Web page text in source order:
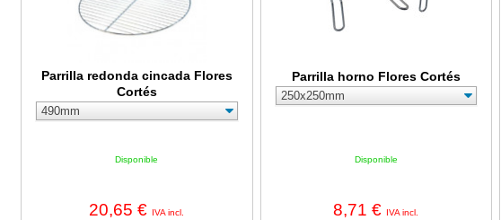
Parrilla redonda cincada Flores
Cortés
Disponible
20,65 € IVA incl.
Parrilla horno Flores Cortés
Disponible
8,71 € IVA incl.